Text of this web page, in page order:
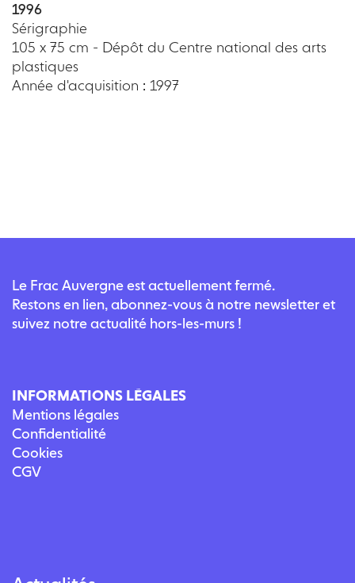
1996
Sérigraphie
105 x 75 cm - Dépôt du Centre national des arts
plastiques
Année d'acquisition : 1997
Le Frac Auvergne est actuellement fermé.
Restons en lien, abonnez-vous à notre newsletter et
suivez notre actualité hors-les-murs !
INFORMATIONS LÉGALES
Mentions légales
Confidentialité
Cookies
CGV